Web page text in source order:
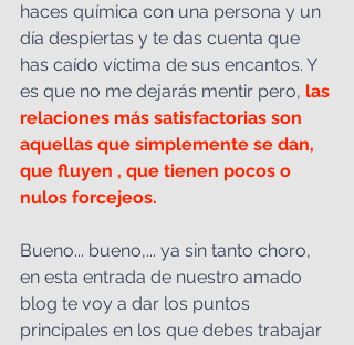
haces química con una persona y un
día despiertas y te das cuenta que
has caído víctima de sus encantos. Y
es que no me dejarás mentir pero, las
relaciones más satisfactorias son
aquellas que simplemente se dan,
que fluyen , que tienen pocos o
nulos forcejeos.
Bueno... bueno,... ya sin tanto choro,
en esta entrada de nuestro amado
blog te voy a dar los puntos
principales en los que debes trabajar